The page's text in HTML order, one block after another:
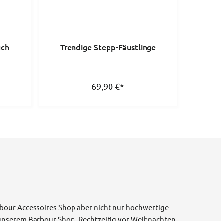
Trendige Stepp-Fäustlinge
69,90€*
Accessoires Shop aber nicht nur hochwertige
Barbour Shop. Rechtzeitig vor Weihnachten